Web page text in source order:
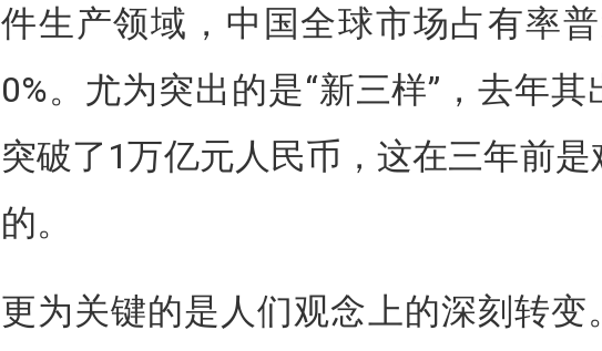
件生产领域，中国全球市场占有率
0%。尤为突出的是“新三样”，去年其
突破了1万亿元人民币，这在三年前是
的。
更为关键的是人们观念上的深刻转变